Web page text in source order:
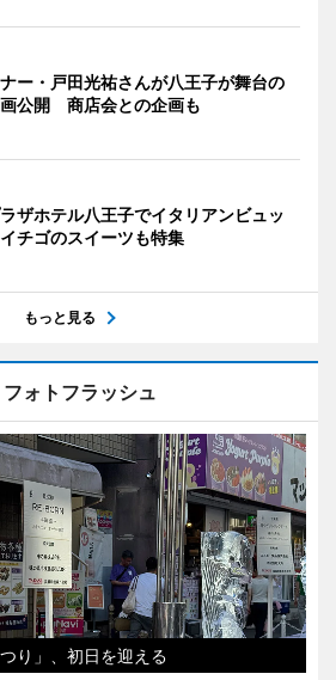
ー・戸田光祐さんが八王子が舞台の
公開 商店会との企画も
ザホテル八王子でイタリアンビュッ
チゴのスイーツも特集
もっと見る
フォトフラッシュ
り」、初日を迎える